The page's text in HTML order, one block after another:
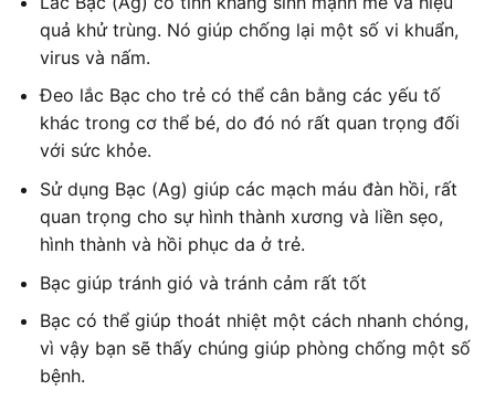
quả khử trùng. Nó giúp chống lại một số vi khuẩn,
virus và nấm.
Đeo lắc Bạc cho trẻ có thể cân bằng các yếu tố
khác trong cơ thể bé, do đó nó rất quan trọng đối
với sức khỏe.
Sử dụng Bạc (Ag) giúp các mạch máu đàn hồi, rất
quan trọng cho sự hình thành xương và liền sẹo,
hình thành và hồi phục da ở trẻ.
Bạc giúp tránh gió và tránh cảm rất tốt
Bạc có thể giúp thoát nhiệt một cách nhanh chóng,
vì vậy bạn sẽ thấy chúng giúp phòng chống một số
bệnh.